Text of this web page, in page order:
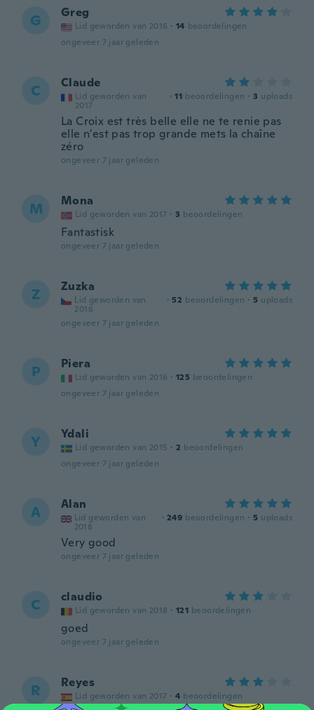
G Greg
Lid geworden van 2016 · 14 beoordelingen
ongeveer 7 jaar geleden
C Claude
Lid geworden van
2017
· 11 beoordelingen · 3 uploads
La Croix est très belle elle ne te renie pas
elle n'est pas trop grande mets la chaîne
zéro
ongeveer 7 jaar geleden
M Mona
Lid geworden van 2017 · 3 beoordelingen
Fantastisk
ongeveer 7 jaar geleden
Z Zuzka
Lid geworden van
2016
· 52 beoordelingen · 5 uploads
ongeveer 7 jaar geleden
P Piera
Lid geworden van 2016 · 125 beoordelingen
ongeveer 7 jaar geleden
Y Ydali
Lid geworden van 2015 · 2 beoordelingen
ongeveer 7 jaar geleden
A Alan
Lid geworden van
2018
· 249 beoordelingen · 5 uploads
Very good
ongeveer 7 jaar geleden
C claudio
Lid geworden van 2018 · 121 beoordelingen
goed
ongeveer 7 jaar geleden
R Reyes
Lid geworden van 2017 · 4 beoordelingen